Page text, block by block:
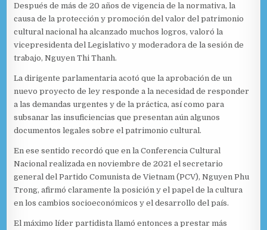
Después de más de 20 años de vigencia de la normativa, la
causa de la protección y promoción del valor del patrimonio
cultural nacional ha alcanzado muchos logros, valoró la
vicepresidenta del Legislativo y moderadora de la sesión de
trabajo, Nguyen Thi Thanh.
La dirigente parlamentaria acotó que la aprobación de un
nuevo proyecto de ley responde a la necesidad de responder
a las demandas urgentes y de la práctica, así como para
subsanar las insuficiencias que presentan aún algunos
documentos legales sobre el patrimonio cultural.
En ese sentido recordó que en la Conferencia Cultural
Nacional realizada en noviembre de 2021 el secretario
general del Partido Comunista de Vietnam (PCV), Nguyen Phu
Trong, afirmó claramente la posición y el papel de la cultura
en los cambios socioeconómicos y el desarrollo del país.
El máximo líder partidista llamó entonces a prestar más